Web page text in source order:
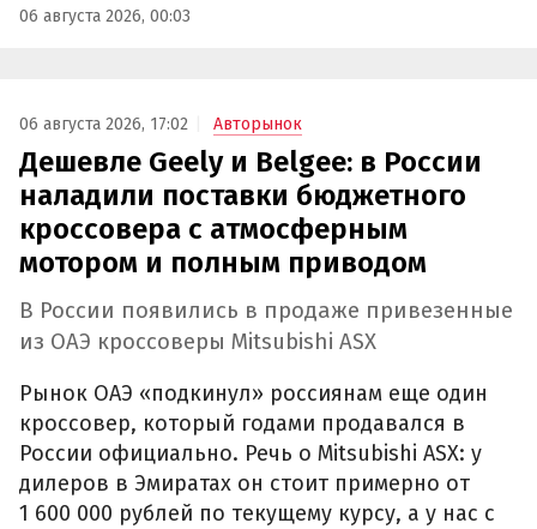
06 августа 2026, 00:03
06 августа 2026, 17:02 Авторынок
Дешевле Geely и Belgee: в России
наладили поставки бюджетного
кроссовера с атмосферным
мотором и полным приводом
В России появились в продаже привезенные
из ОАЭ кроссоверы Mitsubishi ASX
Рынок ОАЭ «подкинул» россиянам еще один
кроссовер, который годами продавался в
России официально. Речь о Mitsubishi ASX: у
дилеров в Эмиратах он стоит примерно от
1 600 000 рублей по текущему курсу, а у нас с